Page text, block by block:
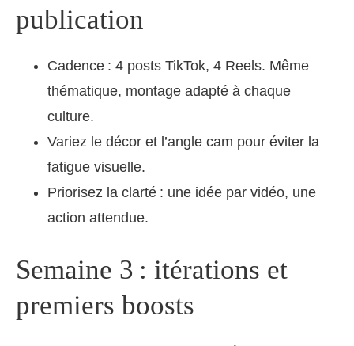
publication
Cadence : 4 posts TikTok, 4 Reels. Même
thématique, montage adapté à chaque
culture.
Variez le décor et l’angle cam pour éviter la
fatigue visuelle.
Priorisez la clarté : une idée par vidéo, une
action attendue.
Semaine 3 : itérations et
premiers boosts